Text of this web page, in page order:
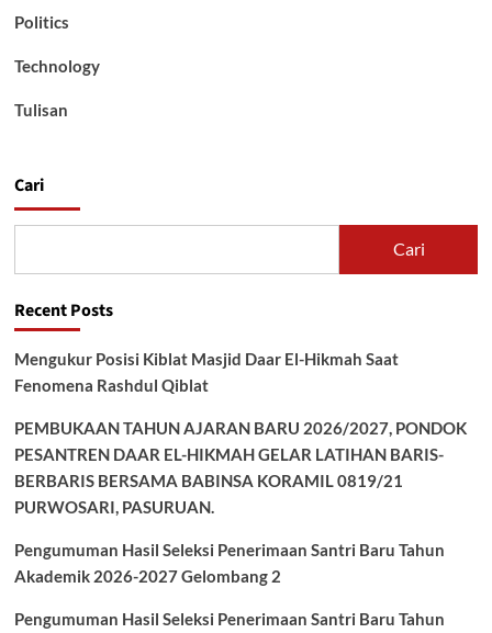
Politics
Technology
Tulisan
Cari
Cari
Recent Posts
Mengukur Posisi Kiblat Masjid Daar El-Hikmah Saat
Fenomena Rashdul Qiblat
PEMBUKAAN TAHUN AJARAN BARU 2026/2027, PONDOK
PESANTREN DAAR EL-HIKMAH GELAR LATIHAN BARIS-
BERBARIS BERSAMA BABINSA KORAMIL 0819/21
PURWOSARI, PASURUAN.
Pengumuman Hasil Seleksi Penerimaan Santri Baru Tahun
Akademik 2026-2027 Gelombang 2
Pengumuman Hasil Seleksi Penerimaan Santri Baru Tahun